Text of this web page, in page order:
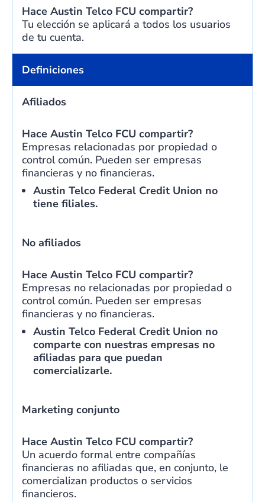
Hace Austin Telco FCU compartir?
Tu elección se aplicará a todos los usuarios
de tu cuenta.
Definiciones
Afiliados
Hace Austin Telco FCU compartir?
Empresas relacionadas por propiedad o
control común. Pueden ser empresas
financieras y no financieras.
Austin Telco Federal Credit Union no
tiene filiales.
No afiliados
Hace Austin Telco FCU compartir?
Empresas no relacionadas por propiedad o
control común. Pueden ser empresas
financieras y no financieras.
Austin Telco Federal Credit Union no
comparte con nuestras empresas no
afiliadas para que puedan
comercializarle.
Marketing conjunto
Hace Austin Telco FCU compartir?
Un acuerdo formal entre compañías
financieras no afiliadas que, en conjunto, le
comercializan productos o servicios
financieros.